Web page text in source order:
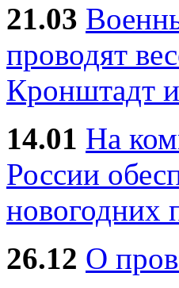
21.03
проводят
Кронштадт
14.01 На
России
новогодних
26.12 О